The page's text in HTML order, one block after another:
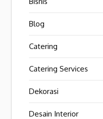
Blog
Catering
Catering Services
Dekorasi
Desain Interior